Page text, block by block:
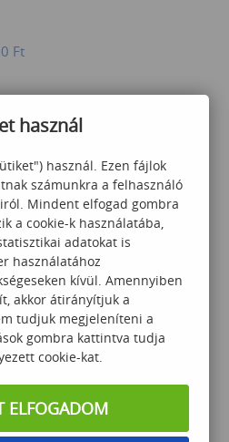
Ft
course
képzés)
Ft
használ
használ. Ezen fájlok
számunkra a felhasználó
Mindent elfogad gombra
a cookie-k használatába,
adatokat is
használatához
kívül. Amennyiben
akkor átirányítjuk a
tudjuk megjeleníteni a
gombra kattintva tudja
cookie-kat.
ELFOGADOM